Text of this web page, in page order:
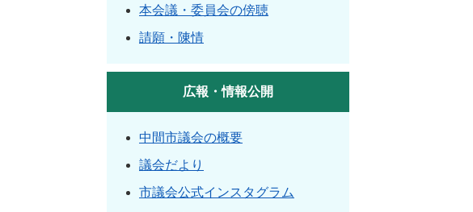
本会議・委員会の傍聴
請願・陳情
広報・情報公開
中間市議会の概要
議会だより
市議会公式インスタグラム